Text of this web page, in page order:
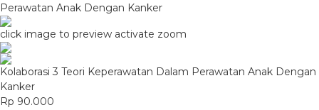
Perawatan Anak Dengan Kanker
click image to preview activate zoom
Kolaborasi 3 Teori Keperawatan Dalam Perawatan Anak Dengan
Kanker
Rp 90.000